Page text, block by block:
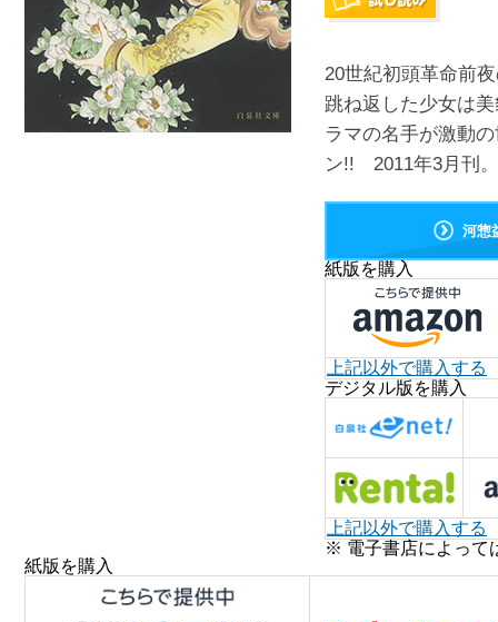
20世紀初頭革命前
跳ね返した少女は
ラマの名手が激動
ン!! 2011年3月刊。
河惣
紙版を購入
上記以外で購入する
デジタル版を購入
上記以外で購入する
※ 電子書店によって
紙版を購入